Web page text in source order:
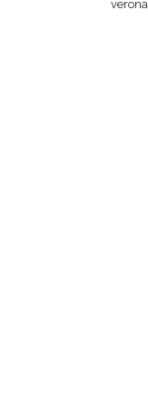
verona